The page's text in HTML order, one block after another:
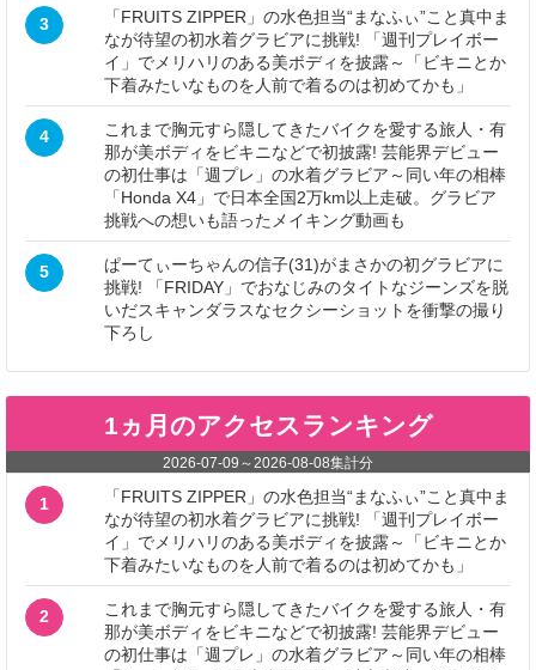
3
「FRUITS ZIPPER」の水色担当“まなふぃ”こと真中ま
なが待望の初水着グラビアに挑戦! 「週刊プレイボー
イ」でメリハリのある美ボディを披露～「ビキニとか
下着みたいなものを人前で着るのは初めてかも」
4
これまで胸元すら隠してきたバイクを愛する旅人・有
那が美ボディをビキニなどで初披露! 芸能界デビュー
の初仕事は「週プレ」の水着グラビア～同い年の相棒
「Honda X4」で日本全国2万km以上走破。グラビア
挑戦への想いも語ったメイキング動画も
5
ぱーてぃーちゃんの信子(31)がまさかの初グラビアに
挑戦! 「FRIDAY」でおなじみのタイトなジーンズを脱
いだスキャンダラスなセクシーショットを衝撃の撮り
下ろし
1ヵ月のアクセスランキング
2026-07-09 ～2026-08-08集計分
1
「FRUITS ZIPPER」の水色担当“まなふぃ”こと真中ま
なが待望の初水着グラビアに挑戦! 「週刊プレイボー
イ」でメリハリのある美ボディを披露～「ビキニとか
下着みたいなものを人前で着るのは初めてかも」
2
これまで胸元すら隠してきたバイクを愛する旅人・有
那が美ボディをビキニなどで初披露! 芸能界デビュー
の初仕事は「週プレ」の水着グラビア～同い年の相棒